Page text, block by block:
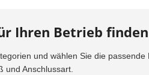
Ihren Betrieb finden
und wählen Sie die passende
und Anschlussart.